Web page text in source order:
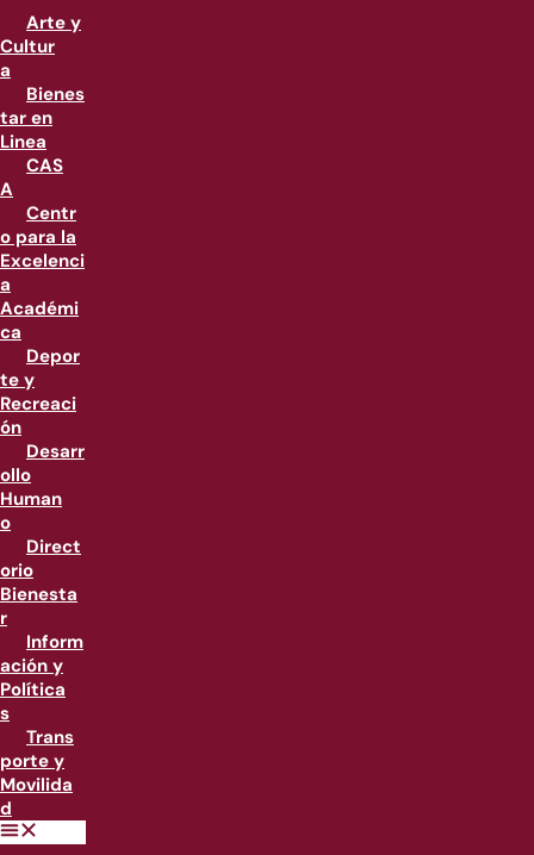
Arte y
Cultur
a
Bienes
tar en
Linea
CAS
A
Centr
o para la
Excelenci
a
Académi
ca
Depor
te y
Recreaci
ón
Desarr
ollo
Human
o
Direct
orio
Bienesta
r
Inform
ación y
Política
s
Trans
porte y
Movilida
d